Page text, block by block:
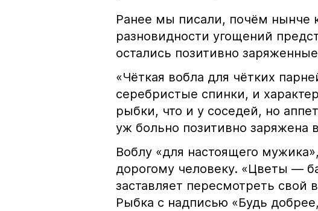
Ранее мы писали, почём нынче
разновидности угощений
остались позитивно
«Чёткая вобла для чётких
серебристые спинки, и
рыбки, что и у соседей, но
уж больно позитивно заряжена
Воблу «для настоящего
дорогому человеку. «Цветы —
заставляет пересмотреть свой
Рыбка с надписью «Будь